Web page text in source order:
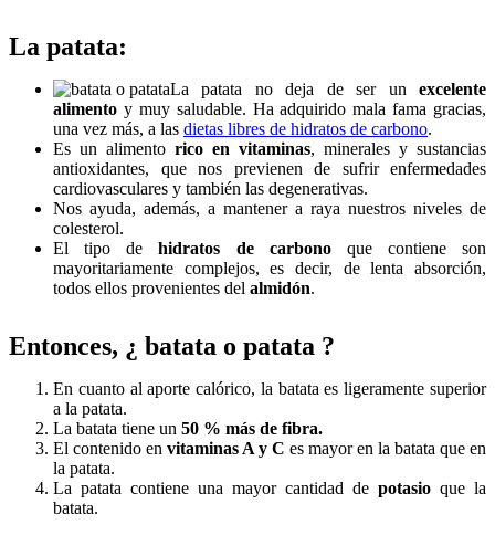
La patata:
La patata no deja de ser un excelente
alimento y muy saludable. Ha adquirido mala fama gracias,
una vez más, a las dietas libres de hidratos de carbono.
Es un alimento rico en vitaminas, minerales y sustancias
antioxidantes, que nos previenen de sufrir enfermedades
cardiovasculares y también las degenerativas.
Nos ayuda, además, a mantener a raya nuestros niveles de
colesterol.
El tipo dehidratos de carbonoque contiene son
mayoritariamente complejos, es decir, de lenta absorción,
todos ellos provenientes del almidón.
Entonces, ¿ batata o patata ?
En cuanto al aporte calórico, la batata es ligeramente superior
a la patata.
La batata tiene un 50 % más de fibra.
El contenido en vitaminas A y C es mayor en la batata que en
la patata.
La patata contiene una mayor cantidad de potasio que la
batata.